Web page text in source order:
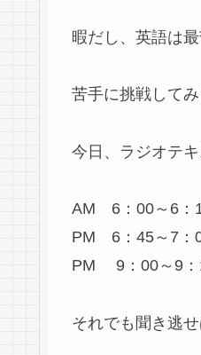
暇だし、英語は最
苦手に挑戦してみ
今日、ラジオテ
AM 6：00～6：
PM 6：45～7：
PM 9：00～9：
それでも聞き逃